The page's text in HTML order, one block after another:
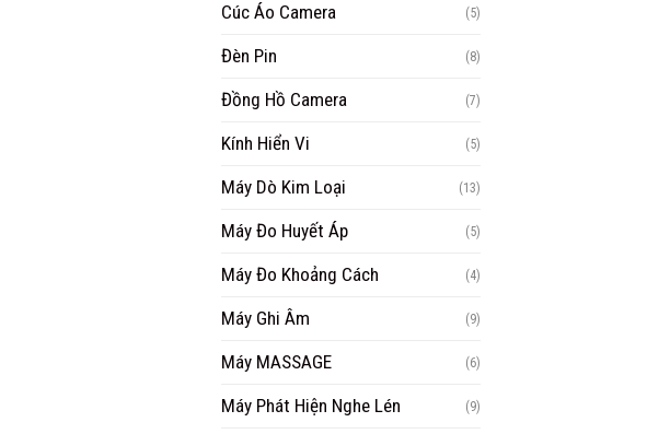
Cúc Áo Camera (5)
Đèn Pin (8)
Đồng Hồ Camera (7)
Kính Hiển Vi (5)
Máy Dò Kim Loại (13)
Máy Đo Huyết Áp (5)
Máy Đo Khoảng Cách (4)
Máy Ghi Âm (9)
Máy MASSAGE (6)
Máy Phát Hiện Nghe Lén (9)